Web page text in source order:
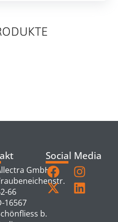
GmbH
66
16567
b.
Social Media